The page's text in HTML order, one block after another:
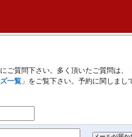
ご質問下さい。多く頂いたご質問は、
一覧 」をご覧下さい。 予約に関しまし